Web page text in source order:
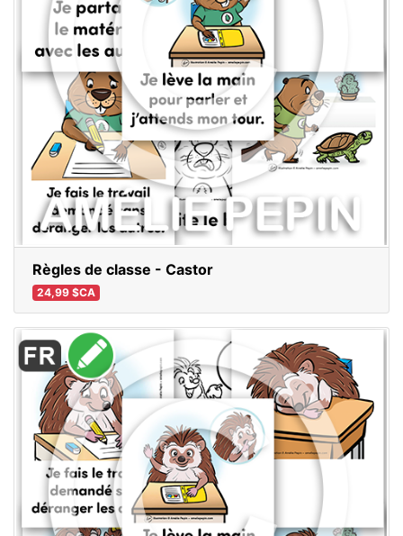
Règles de classe - Castor
24,99 $CA